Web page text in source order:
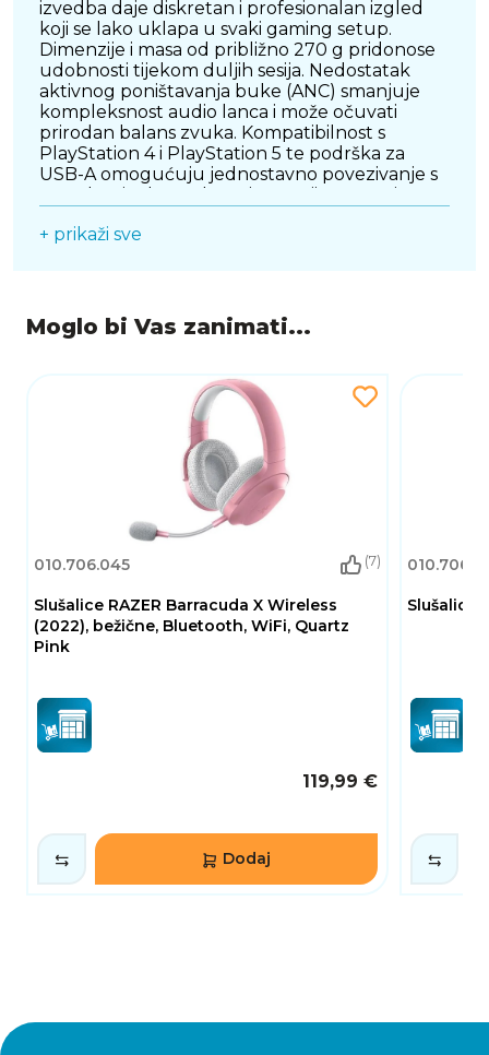
izvedba daje diskretan i profesionalan izgled
koji se lako uklapa u svaki gaming setup.
Dimenzije i masa od približno 270 g pridonose
udobnosti tijekom duljih sesija. Nedostatak
aktivnog poništavanja buke (ANC) smanjuje
kompleksnost audio lanca i može očuvati
prirodan balans zvuka. Kompatibilnost s
PlayStation 4 i PlayStation 5 te podrška za
USB-A omogućuju jednostavno povezivanje s
mm i 32 ?, olakšavaju izbor slušalica za igrače
+ prikaži sve
Moglo bi Vas zanimati...
010.706.045 (7)
Slušalice RAZER Barracuda X Wireless
(2022), bežične, Bluetooth, WiFi, Quartz
Pink
119,99 €
Dodaj
Slušalice